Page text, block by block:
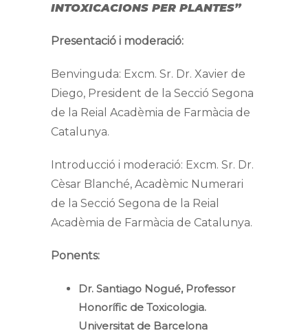
INTOXICACIONS PER PLANTES”
Presentació i moderació:
Benvinguda: Excm. Sr. Dr. Xavier de
Diego, President de la Secció Segona
de la Reial Acadèmia de Farmàcia de
Catalunya.
Introducció i moderació: Excm. Sr. Dr.
Cèsar Blanché, Acadèmic Numerari
de la Secció Segona de la Reial
Acadèmia de Farmàcia de Catalunya.
Ponents:
Dr. Santiago Nogué, Professor
Honorífic de Toxicologia.
Universitat de Barcelona